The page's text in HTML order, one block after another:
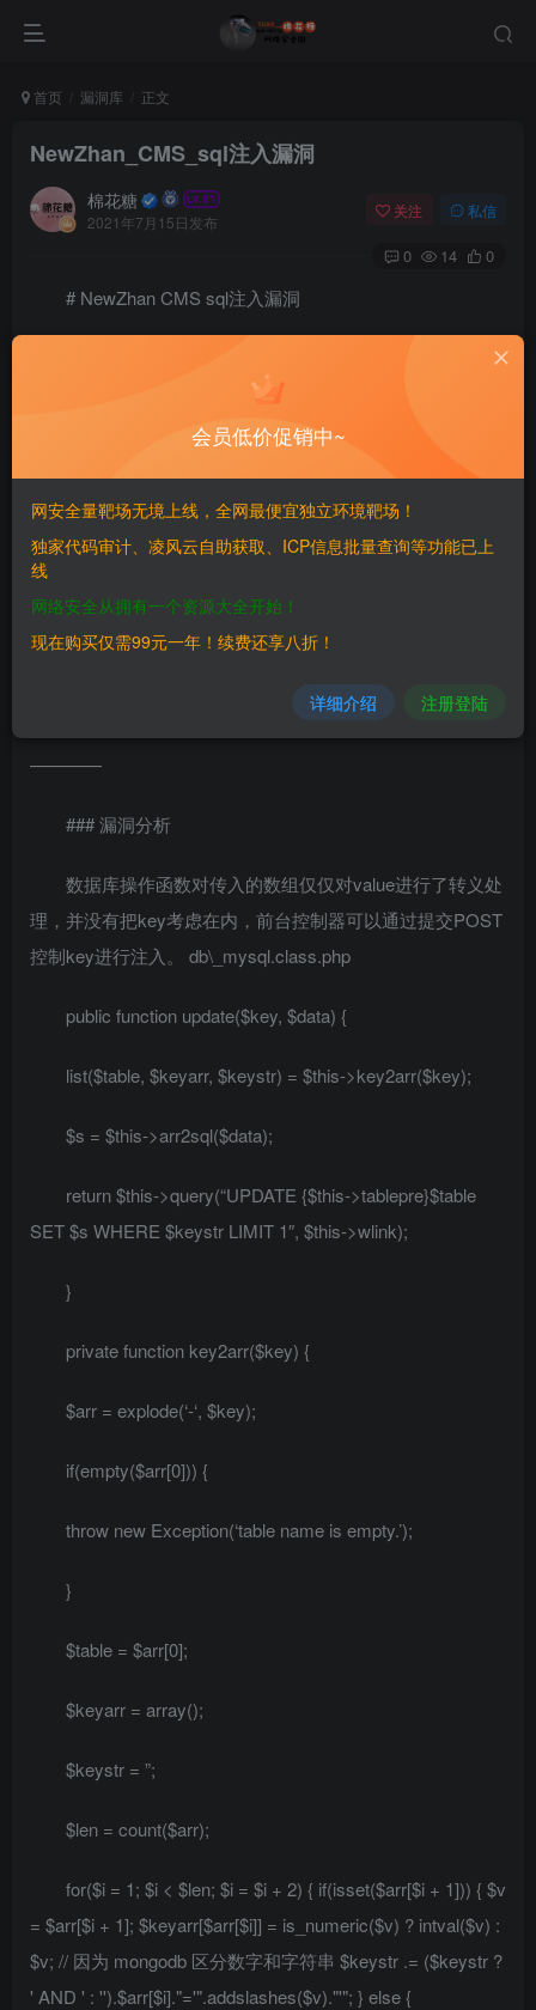
首页 漏洞库 正文
NewZhan_CMS_sql注入漏洞
棉花糖
2021年7月15日发布
关注 私信
0 14 0
# NewZhan CMS sql注入漏洞
二、漏洞影响
————
NewZhan CMS 商业版 2.4.1
————
### 漏洞分析
数据库操作函数对传入的数组仅仅对value进行了转义处
理，并没有把key考虑在内，前台控制器可以通过提交POST
控制key进行注入。 db\_mysql.class.php
public function update($key, $data) {
list($table, $keyarr, $keystr) = $this->key2arr($key);
$s = $this->arr2sql($data);
return $this->query(“UPDATE {$this->tablepre}$table
SET $s WHERE $keystr LIMIT 1″, $this->wlink);
}
private function key2arr($key) {
$arr = explode(‘-‘, $key);
if(empty($arr[0])) {
throw new Exception(‘table name is empty.’);
}
$table = $arr[0];
$keyarr = array();
$keystr = ”;
$len = count($arr);
for($i = 1; $i < $len; $i = $i + 2) { if(isset($arr[$i + 1])) { $v
= $arr[$i + 1]; $keyarr[$arr[$i]] = is_numeric($v) ? intval($v) :
$v; // 因为 mongodb 区分数字和字符串 $keystr .= ($keystr ?
' AND ' : '').$arr[$i]."='".addslashes($v)."'"; } else {
会员低价促销中~
网安全量靶场无境上线，全网最便宜独立环境靶场！
独家代码审计、凌风云自助获取、ICP信息批量查询等功能已上
线
网络安全从拥有一个资源大全开始！
现在购买仅需99元一年！续费还享八折！
详细介绍 注册登陆